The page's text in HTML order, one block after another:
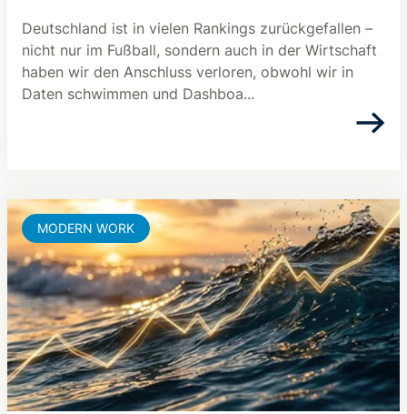
Deutschland ist in vielen Rankings zurückgefallen –
nicht nur im Fußball, sondern auch in der Wirtschaft
haben wir den Anschluss verloren, obwohl wir in
Daten schwimmen und Dashboa...
MODERN WORK